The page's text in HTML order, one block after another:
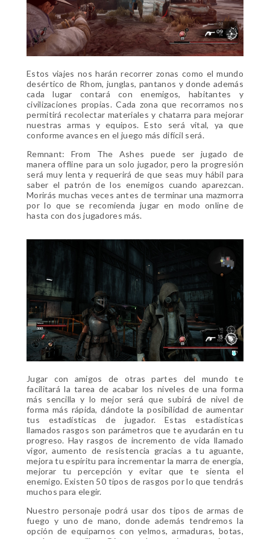
Estos viajes nos harán recorrer zonas como el mundo
desértico de Rhom, junglas, pantanos y donde además
cada lugar contará con enemigos, habitantes y
civilizaciones propias. Cada zona que recorramos nos
permitirá recolectar materiales y chatarra para mejorar
nuestras armas y equipos. Esto será vital, ya que
conforme avances en el juego más difícil será.
Remnant: From The Ashes puede ser jugado de
manera offline para un solo jugador, pero la progresión
será muy lenta y requerirá de que seas muy hábil para
saber el patrón de los enemigos cuando aparezcan.
Morirás muchas veces antes de terminar una mazmorra
por lo que se recomienda jugar en modo online de
hasta con dos jugadores más.
Jugar con amigos de otras partes del mundo te
facilitará la tarea de acabar los niveles de una forma
más sencilla y lo mejor será que subirá de nivel de
forma más rápida, dándote la posibilidad de aumentar
tus estadísticas de jugador. Estas estadísticas
llamados rasgos son parámetros que te ayudarán en tu
progreso. Hay rasgos de incremento de vida llamado
vigor, aumento de resistencia gracias a tu aguante,
mejora tu espíritu para incrementar la marra de energía,
mejorar tu percepción y evitar que te sienta el
enemigo. Existen 50 tipos de rasgos por lo que tendrás
muchos para elegir.
Nuestro personaje podrá usar dos tipos de armas de
fuego y uno de mano, donde además tendremos la
opción de equiparnos con yelmos, armaduras, botas,